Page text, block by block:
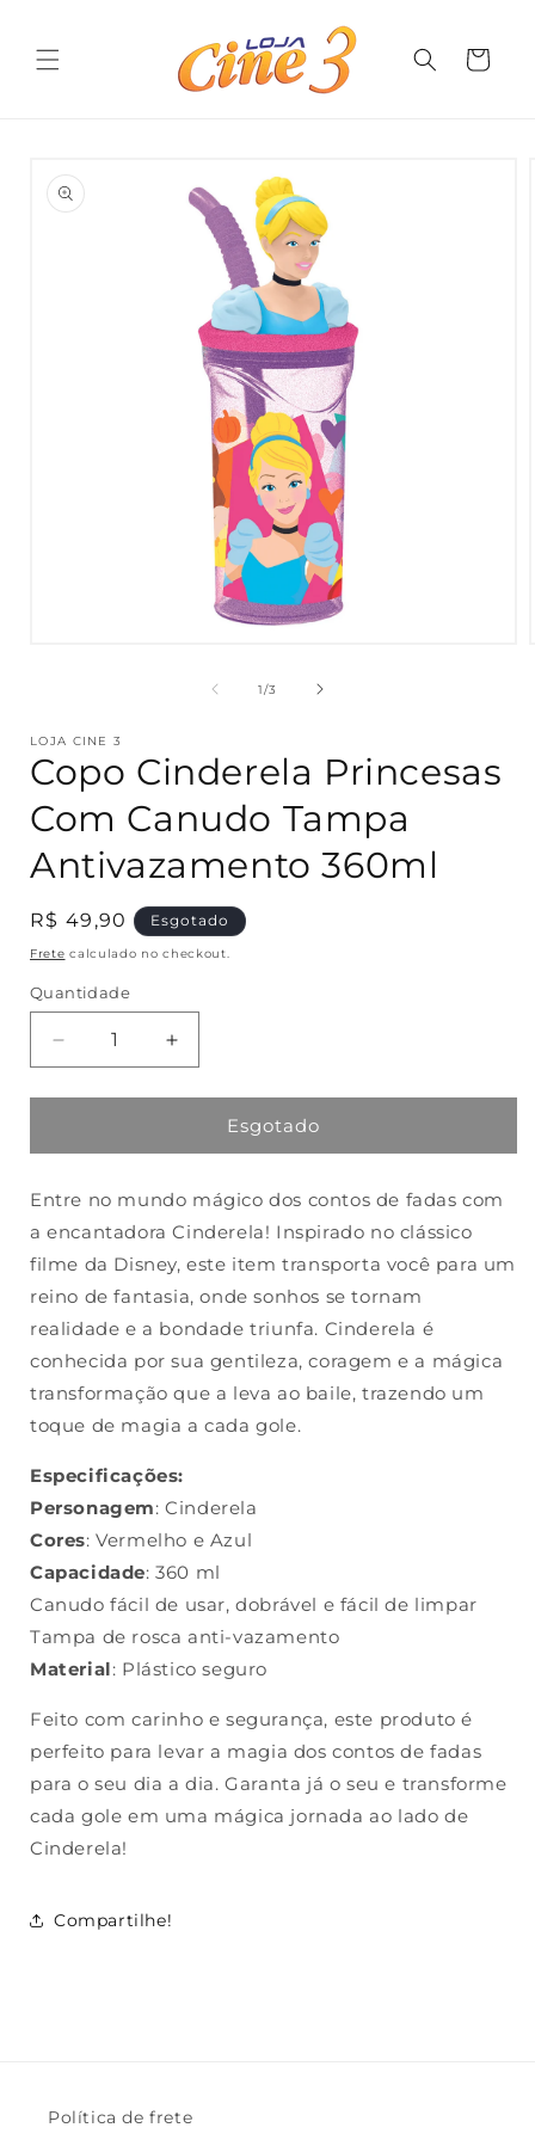
conteúdo
Carrinho
informações
do produto
modal
1/de
3
LOJA CINE 3
Copo Cinderela Princesas
Com Canudo Tampa
Antivazamento 360ml
Preço
normal
R$ 49,90 Esgotado
Frete calculado no checkout.
Quantidade
Quantidade
Diminuir
a
quantidade
Copo
Princesas
Com
Tampa
Antivazamento
360ml
Aumentar
a
quantidade
Copo
Princesas
Com
Tampa
Antivazamento
360ml
Esgotado
Entre no mundo mágico dos contos de fadas com
a encantadora Cinderela! Inspirado no clássico
filme da Disney, este item transporta você para um
reino de fantasia, onde sonhos se tornam
realidade e a bondade triunfa. Cinderela é
conhecida por sua gentileza, coragem e a mágica
transformação que a leva ao baile, trazendo um
toque de magia a cada gole.
Especificações:
Personagem: Cinderela
Cores: Vermelho e Azul
Capacidade: 360 ml
Canudo fácil de usar, dobrável e fácil de limpar
Tampa de rosca anti-vazamento
Material: Plástico seguro
Feito com carinho e segurança, este produto é
perfeito para levar a magia dos contos de fadas
para o seu dia a dia. Garanta já o seu e transforme
cada gole em uma mágica jornada ao lado de
Cinderela!
Compartilhe!
Política de frete